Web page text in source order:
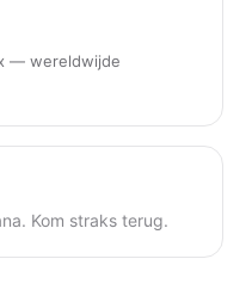
— wereldwijde
Kom straks terug.